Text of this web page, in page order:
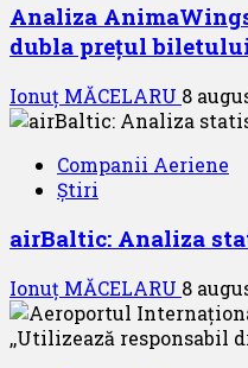
Analiza
dubla prețul
Ionuț MĂCELARU 8
Companii Aeriene
Știri
airBaltic: Analiza
Ionuț MĂCELARU 8